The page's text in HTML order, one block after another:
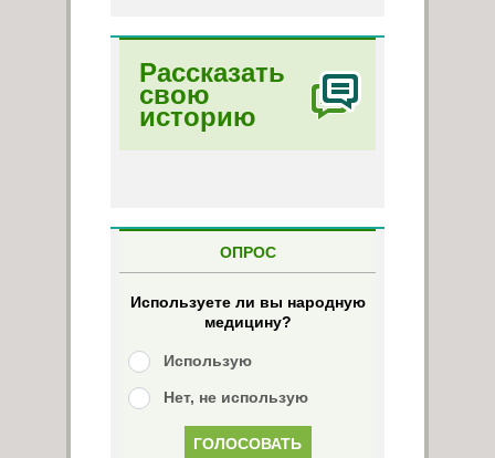
Рассказать
свою
историю
ОПРОС
Используете ли вы народную
медицину?
Использую
Нет, не использую